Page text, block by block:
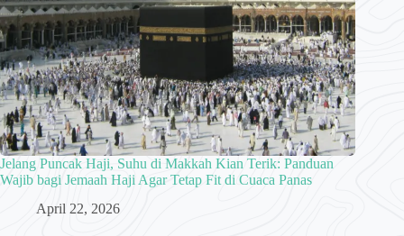
Jelang Puncak Haji, Suhu di Makkah Kian Terik: Panduan
Wajib bagi Jemaah Haji Agar Tetap Fit di Cuaca Panas
April 22, 2026